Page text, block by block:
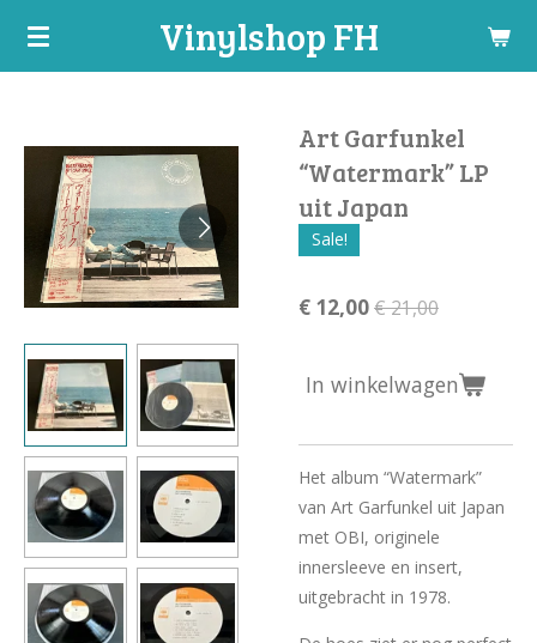
Ga
hoofdinhoud
Vinylshop FH
Art Garfunkel
“Watermark” LP
uit Japan
Sale!
€ 12,00€ 21,00
In winkelwagen
Het album “Watermark”
van Art Garfunkel uit Japan
met OBI, originele
innersleeve en insert,
uitgebracht in 1978.